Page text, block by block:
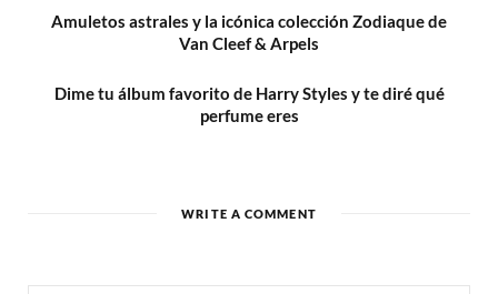
Amuletos astrales y la icónica colección Zodiaque de
Van Cleef & Arpels
Dime tu álbum favorito de Harry Styles y te diré qué
perfume eres
WRITE A COMMENT